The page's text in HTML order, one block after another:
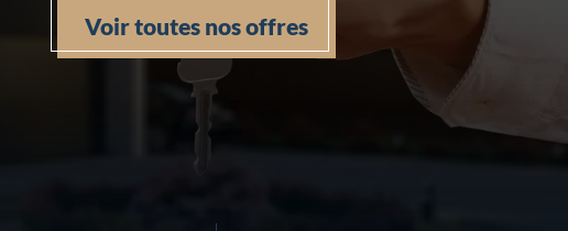
Voir toutes nos offres